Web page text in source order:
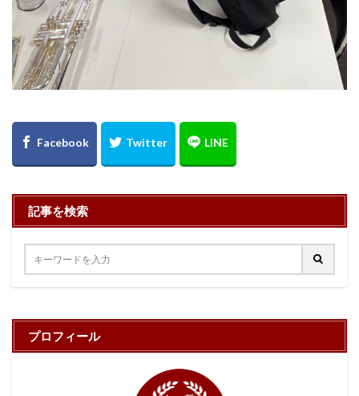
記事を検索
プロフィール